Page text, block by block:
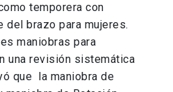
temporera con
del brazo para mujeres.
maniobras para
una revisión sistemática
que la maniobra de